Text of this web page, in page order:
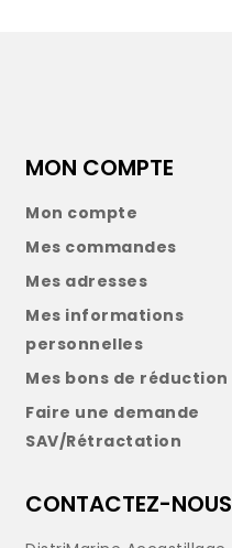
MON COMPTE
Mon compte
Mes commandes
Mes adresses
Mes informations
personnelles
Mes bons de réduction
Faire une demande
SAV/Rétractation
CONTACTEZ-NOUS